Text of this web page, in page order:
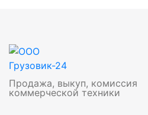
Продажа, выкуп, комиссия
коммерческой техники